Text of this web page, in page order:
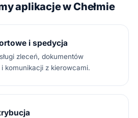
aplikacje w Chełmie
i spedycja
zleceń, dokumentów
komunikacji z kierowcami.